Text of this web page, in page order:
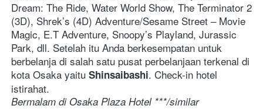
Dream: The Ride, Water World Show, The Terminator 2
(3D), Shrek’s (4D) Adventure/Sesame Street – Movie
Magic, E.T Adventure, Snoopy’s Playland, Jurassic
Park, dll. Setelah itu Anda berkesempatan untuk
berbelanja di salah satu pusat perbelanjaan terkenal di
kota Osaka yaitu Shinsaibashi. Check-in hotel
istirahat.
Bermalam di Osaka Plaza Hotel ***/similar